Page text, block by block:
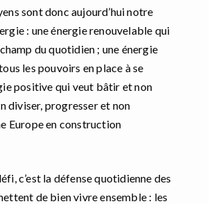
sont donc aujourd’hui notre
: une énergie renouvelable qui
du quotidien ; une énergie
les pouvoirs en place à se
positive qui veut bâtir et non
diviser, progresser et non
Europe en construction
c’est la défense quotidienne des
de bien vivre ensemble : les